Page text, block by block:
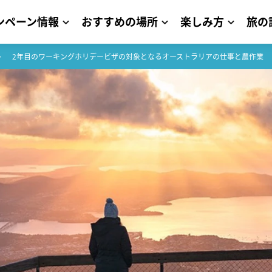
ペーン情報 おすすめの場所 楽しみ方 旅の
2年目のワーキングホリデービザの対象となるオーストラリアの仕事と農作業